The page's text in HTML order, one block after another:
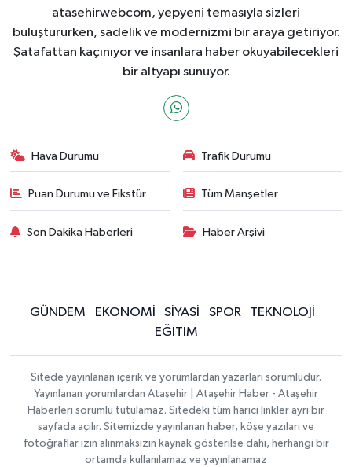
atasehirwebcom, yepyeni temasıyla sizleri
buluştururken, sadelik ve modernizmi bir araya getiriyor.
Şatafattan kaçınıyor ve insanlara haber okuyabilecekleri
bir altyapı sunuyor.
Hava Durumu Trafik Durumu
Puan Durumu ve Fikstür Tüm Manşetler
Son Dakika Haberleri Haber Arşivi
GÜNDEM EKONOMİ SİYASİ SPOR
TEKNOLOJİ
EĞİTİM
Sitede yayınlanan içerik ve yorumlardan yazarları sorumludur.
Yayınlanan yorumlardan Ataşehir | Ataşehir Haber - Ataşehir
Haberleri sorumlu tutulamaz. Sitedeki tüm harici linkler ayrı bir
sayfada açılır. Sitemizde yayınlanan haber, köşe yazıları ve
fotoğraflar izin alınmaksızın kaynak gösterilse dahi, herhangi bir
ortamda kullanılamaz ve yayınlanamaz